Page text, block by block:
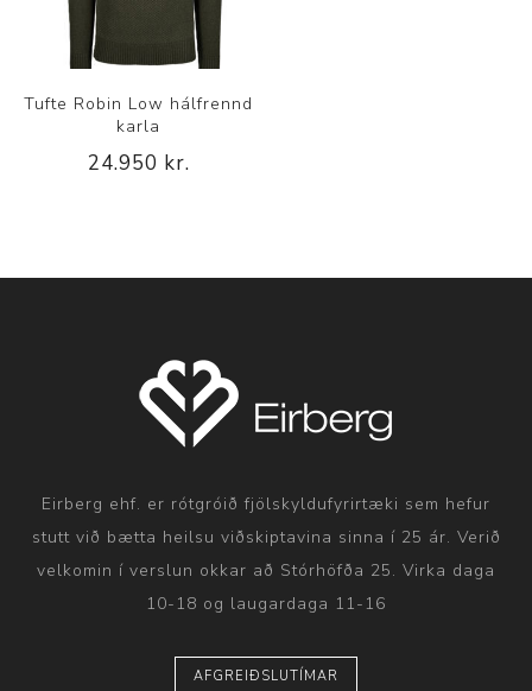
Tufte Robin Low hálfrennd
karla
24.950 kr.
Eirberg ehf. er rótgróið fjölskyldufyrirtæki sem hefur
stutt við bætta heilsu viðskiptavina sinna í 25 ár. Verið
velkomin í verslun okkar að Stórhöfða 25. Virka daga
10-18 og laugardaga 11-16
AFGREIÐSLUTÍMAR